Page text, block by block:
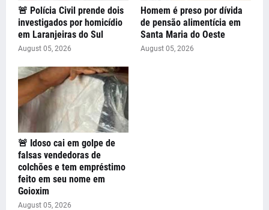
🚨 Polícia Civil prende dois
investigados por homicídio
em Laranjeiras do Sul
August 05, 2026
Homem é preso por dívida
de pensão alimentícia em
Santa Maria do Oeste
August 05, 2026
🚨 Idoso cai em golpe de
falsas vendedoras de
colchões e tem empréstimo
feito em seu nome em
Goioxim
August 05, 2026